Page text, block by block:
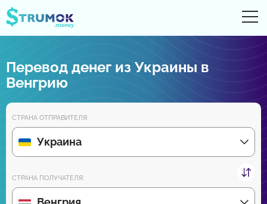
Денежные переводы
Цифровые счета
Обзоры партнеров
Уже скоро скачайте приложение для Android и iPhone:
Перевод денег из Украины в
Венгрию
СТРАНА ОТПРАВИТЕЛЯ:
Украина
СТРАНА ПОЛУЧАТЕЛЯ: